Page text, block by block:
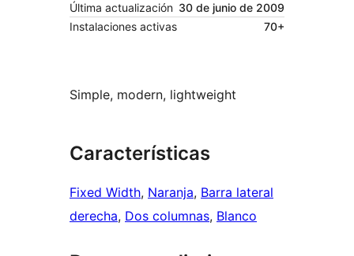
Última actualización 30 de junio de 2009
Instalaciones activas
70+
Simple, modern, lightweight
Características
Fixed Width, Naranja, Barra lateral
derecha, Dos columnas, Blanco